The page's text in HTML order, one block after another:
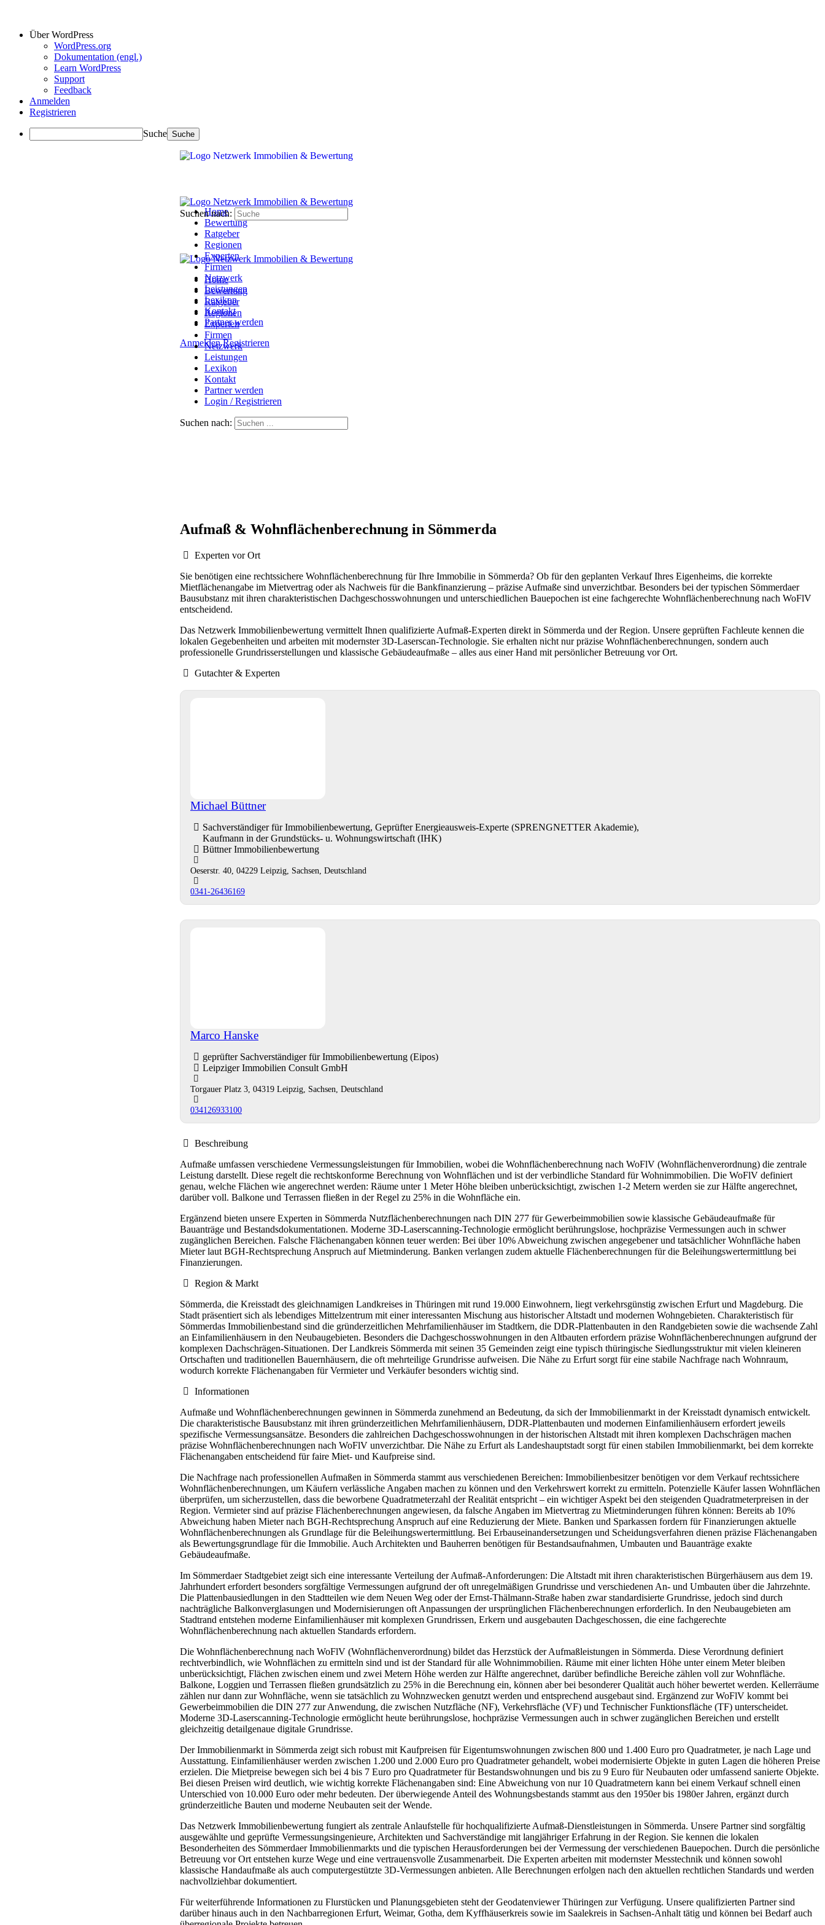
Über WordPress
WordPress.org
Dokumentation (engl.)
Learn WordPress
Support
Feedback
Anmelden
Registrieren
Suche
Home
Bewertung
Ratgeber
Regionen
Experten
Firmen
Netzwerk
Leistungen
Lexikon
Kontakt
Partner werden
Anmelden Registrieren
Suchen nach:
Home
Bewertung
Ratgeber
Regionen
Experten
Firmen
Netzwerk
Leistungen
Lexikon
Kontakt
Partner werden
Login / Registrieren
Suchen nach:
Aufmaß & Wohnflächenberechnung in Sömmerda
Experten vor Ort
Sie benötigen eine rechtssichere Wohnflächenberechnung für Ihre Immobilie in Sömmerda? Ob für den geplanten Verkauf Ihres Eigenheims, die korrekte
Mietflächenangabe im Mietvertrag oder als Nachweis für die Bankfinanzierung – präzise Aufmaße sind unverzichtbar. Besonders bei der typischen Sömmerdaer
Bausubstanz mit ihren charakteristischen Dachgeschosswohnungen und unterschiedlichen Bauepochen ist eine fachgerechte Wohnflächenberechnung nach WoFlV
entscheidend.
Das Netzwerk Immobilienbewertung vermittelt Ihnen qualifizierte Aufmaß-Experten direkt in Sömmerda und der Region. Unsere geprüften Fachleute kennen die
lokalen Gegebenheiten und arbeiten mit modernster 3D-Laserscan-Technologie. Sie erhalten nicht nur präzise Wohnflächenberechnungen, sondern auch
professionelle Grundrisserstellungen und klassische Gebäudeaufmaße – alles aus einer Hand mit persönlicher Betreuung vor Ort.
Gutachter & Experten
Michael Büttner
Sachverständiger für Immobilienbewertung, Geprüfter Energieausweis-Experte (SPRENGNETTER Akademie),
Kaufmann in der Grundstücks- u. Wohnungswirtschaft (IHK)
Büttner Immobilienbewertung
Oeserstr. 40, 04229 Leipzig, Sachsen, Deutschland
0341-26436169
Marco Hanske
geprüfter Sachverständiger für Immobilienbewertung (Eipos)
Leipziger Immobilien Consult GmbH
Torgauer Platz 3, 04319 Leipzig, Sachsen, Deutschland
034126933100
Beschreibung
Aufmaße umfassen verschiedene Vermessungsleistungen für Immobilien, wobei die Wohnflächenberechnung nach WoFlV (Wohnflächenverordnung) die zentrale
Leistung darstellt. Diese regelt die rechtskonforme Berechnung von Wohnflächen und ist der verbindliche Standard für Wohnimmobilien. Die WoFlV definiert
genau, welche Flächen wie angerechnet werden: Räume unter 1 Meter Höhe bleiben unberücksichtigt, zwischen 1-2 Metern werden sie zur Hälfte angerechnet,
darüber voll. Balkone und Terrassen fließen in der Regel zu 25% in die Wohnfläche ein.
Ergänzend bieten unsere Experten in Sömmerda Nutzflächenberechnungen nach DIN 277 für Gewerbeimmobilien sowie klassische Gebäudeaufmaße für
Bauanträge und Bestandsdokumentationen. Moderne 3D-Laserscanning-Technologie ermöglicht berührungslose, hochpräzise Vermessungen auch in schwer
zugänglichen Bereichen. Falsche Flächenangaben können teuer werden: Bei über 10% Abweichung zwischen angegebener und tatsächlicher Wohnfläche haben
Mieter laut BGH-Rechtsprechung Anspruch auf Mietminderung. Banken verlangen zudem aktuelle Flächenberechnungen für die Beleihungswertermittlung bei
Finanzierungen.
Region & Markt
Sömmerda, die Kreisstadt des gleichnamigen Landkreises in Thüringen mit rund 19.000 Einwohnern, liegt verkehrsgünstig zwischen Erfurt und Magdeburg. Die
Stadt präsentiert sich als lebendiges Mittelzentrum mit einer interessanten Mischung aus historischer Altstadt und modernen Wohngebieten. Charakteristisch für
Sömmerdas Immobilienbestand sind die gründerzeitlichen Mehrfamilienhäuser im Stadtkern, die DDR-Plattenbauten in den Randgebieten sowie die wachsende Zahl
an Einfamilienhäusern in den Neubaugebieten. Besonders die Dachgeschosswohnungen in den Altbauten erfordern präzise Wohnflächenberechnungen aufgrund der
komplexen Dachschrägen-Situationen. Der Landkreis Sömmerda mit seinen 35 Gemeinden zeigt eine typisch thüringische Siedlungsstruktur mit vielen kleineren
Ortschaften und traditionellen Bauernhäusern, die oft mehrteilige Grundrisse aufweisen. Die Nähe zu Erfurt sorgt für eine stabile Nachfrage nach Wohnraum,
wodurch korrekte Flächenangaben für Vermieter und Verkäufer besonders wichtig sind.
Informationen
Aufmaße und Wohnflächenberechnungen gewinnen in Sömmerda zunehmend an Bedeutung, da sich der Immobilienmarkt in der Kreisstadt dynamisch entwickelt.
Die charakteristische Bausubstanz mit ihren gründerzeitlichen Mehrfamilienhäusern, DDR-Plattenbauten und modernen Einfamilienhäusern erfordert jeweils
spezifische Vermessungsansätze. Besonders die zahlreichen Dachgeschosswohnungen in der historischen Altstadt mit ihren komplexen Dachschrägen machen
präzise Wohnflächenberechnungen nach WoFlV unverzichtbar. Die Nähe zu Erfurt als Landeshauptstadt sorgt für einen stabilen Immobilienmarkt, bei dem korrekte
Flächenangaben entscheidend für faire Miet- und Kaufpreise sind.
Die Nachfrage nach professionellen Aufmaßen in Sömmerda stammt aus verschiedenen Bereichen: Immobilienbesitzer benötigen vor dem Verkauf rechtssichere
Wohnflächenberechnungen, um Käufern verlässliche Angaben machen zu können und den Verkehrswert korrekt zu ermitteln. Potenzielle Käufer lassen Wohnflächen
überprüfen, um sicherzustellen, dass die beworbene Quadratmeterzahl der Realität entspricht – ein wichtiger Aspekt bei den steigenden Quadratmeterpreisen in der
Region. Vermieter sind auf präzise Flächenberechnungen angewiesen, da falsche Angaben im Mietvertrag zu Mietminderungen führen können: Bereits ab 10%
Abweichung haben Mieter nach BGH-Rechtsprechung Anspruch auf eine Reduzierung der Miete. Banken und Sparkassen fordern für Finanzierungen aktuelle
Wohnflächenberechnungen als Grundlage für die Beleihungswertermittlung. Bei Erbauseinandersetzungen und Scheidungsverfahren dienen präzise Flächenangaben
als Bewertungsgrundlage für die Immobilie. Auch Architekten und Bauherren benötigen für Bestandsaufnahmen, Umbauten und Bauanträge exakte
Gebäudeaufmaße.
Im Sömmerdaer Stadtgebiet zeigt sich eine interessante Verteilung der Aufmaß-Anforderungen: Die Altstadt mit ihren charakteristischen Bürgerhäusern aus dem 19.
Jahrhundert erfordert besonders sorgfältige Vermessungen aufgrund der oft unregelmäßigen Grundrisse und verschiedenen An- und Umbauten über die Jahrzehnte.
Die Plattenbausiedlungen in den Stadtteilen wie dem Neuen Weg oder der Ernst-Thälmann-Straße haben zwar standardisierte Grundrisse, jedoch sind durch
nachträgliche Balkonverglasungen und Modernisierungen oft Anpassungen der ursprünglichen Flächenberechnungen erforderlich. In den Neubaugebieten am
Stadtrand entstehen moderne Einfamilienhäuser mit komplexen Grundrissen, Erkern und ausgebauten Dachgeschossen, die eine fachgerechte
Wohnflächenberechnung nach aktuellen Standards erfordern.
Die Wohnflächenberechnung nach WoFlV (Wohnflächenverordnung) bildet das Herzstück der Aufmaßleistungen in Sömmerda. Diese Verordnung definiert
rechtverbindlich, wie Wohnflächen zu ermitteln sind und ist der Standard für alle Wohnimmobilien. Räume mit einer lichten Höhe unter einem Meter bleiben
unberücksichtigt, Flächen zwischen einem und zwei Metern Höhe werden zur Hälfte angerechnet, darüber befindliche Bereiche zählen voll zur Wohnfläche.
Balkone, Loggien und Terrassen fließen grundsätzlich zu 25% in die Berechnung ein, können aber bei besonderer Qualität auch höher bewertet werden. Kellerräume
zählen nur dann zur Wohnfläche, wenn sie tatsächlich zu Wohnzwecken genutzt werden und entsprechend ausgebaut sind. Ergänzend zur WoFlV kommt bei
Gewerbeimmobilien die DIN 277 zur Anwendung, die zwischen Nutzfläche (NF), Verkehrsfläche (VF) und Technischer Funktionsfläche (TF) unterscheidet.
Moderne 3D-Laserscanning-Technologie ermöglicht heute berührungslose, hochpräzise Vermessungen auch in schwer zugänglichen Bereichen und erstellt
gleichzeitig detailgenaue digitale Grundrisse.
Der Immobilienmarkt in Sömmerda zeigt sich robust mit Kaufpreisen für Eigentumswohnungen zwischen 800 und 1.400 Euro pro Quadratmeter, je nach Lage und
Ausstattung. Einfamilienhäuser werden zwischen 1.200 und 2.000 Euro pro Quadratmeter gehandelt, wobei modernisierte Objekte in guten Lagen die höheren Preise
erzielen. Die Mietpreise bewegen sich bei 4 bis 7 Euro pro Quadratmeter für Bestandswohnungen und bis zu 9 Euro für Neubauten oder umfassend sanierte Objekte.
Bei diesen Preisen wird deutlich, wie wichtig korrekte Flächenangaben sind: Eine Abweichung von nur 10 Quadratmetern kann bei einem Verkauf schnell einen
Unterschied von 10.000 Euro oder mehr bedeuten. Der überwiegende Anteil des Wohnungsbestands stammt aus den 1950er bis 1980er Jahren, ergänzt durch
gründerzeitliche Bauten und moderne Neubauten seit der Wende.
Das Netzwerk Immobilienbewertung fungiert als zentrale Anlaufstelle für hochqualifizierte Aufmaß-Dienstleistungen in Sömmerda. Unsere Partner sind sorgfältig
ausgewählte und geprüfte Vermessungsingenieure, Architekten und Sachverständige mit langjähriger Erfahrung in der Region. Sie kennen die lokalen
Besonderheiten des Sömmerdaer Immobilienmarkts und die typischen Herausforderungen bei der Vermessung der verschiedenen Bauepochen. Durch die persönliche
Betreuung vor Ort entstehen kurze Wege und eine vertrauensvolle Zusammenarbeit. Die Experten arbeiten mit modernster Messtechnik und können sowohl
klassische Handaufmaße als auch computergestützte 3D-Vermessungen anbieten. Alle Berechnungen erfolgen nach den aktuellen rechtlichen Standards und werden
nachvollziehbar dokumentiert.
Für weiterführende Informationen zu Flurstücken und Planungsgebieten steht der Geodatenviewer Thüringen zur Verfügung. Unsere qualifizierten Partner sind
darüber hinaus auch in den Nachbarregionen Erfurt, Weimar, Gotha, dem Kyffhäuserkreis sowie im Saalekreis in Sachsen-Anhalt tätig und können bei Bedarf auch